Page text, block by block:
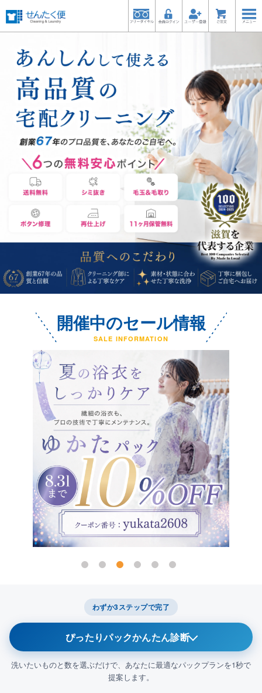
開催中のセール情報
SALE INFORMATION
わずか3ステップで完了
ぴったりパックかんたん診断
洗いたいものと数を選ぶだけで、あなたに最適なパックプランを1秒で
提案します。